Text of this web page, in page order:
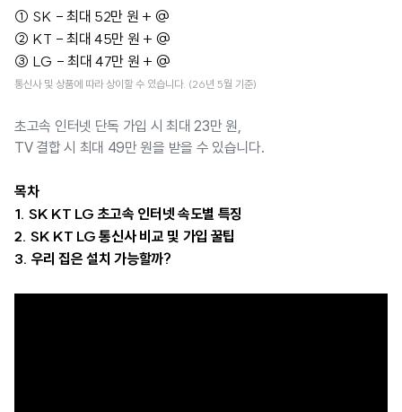
① SK - 최대 52만 원 + @
② KT - 최대 45만 원 + @
③ LG - 최대 47만 원 + @
통신사 및 상품에 따라 상이할 수 있습니다. (26년 5월 기준)
초고속 인터넷 단독 가입 시 최대 23만 원,
TV 결합 시 최대 49만 원을 받을 수 있습니다.
목차
1. SK KT LG 초고속 인터넷 속도별 특징
2. SK KT LG 통신사 비교 및 가입 꿀팁
3. 우리 집은 설치 가능할까?